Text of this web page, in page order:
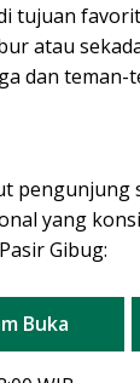
tujuan
atau
dan teman-
pengunjung
yang
Gibug:
Buka